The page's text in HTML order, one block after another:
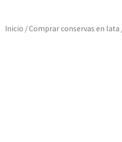
Inicio /Comprar conservas en lata